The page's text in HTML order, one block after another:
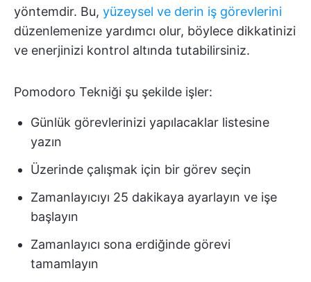
yöntemdir. Bu, yüzeysel ve derin iş görevlerini
düzenlemenize yardımcı olur, böylece dikkatinizi
ve enerjinizi kontrol altında tutabilirsiniz.
Pomodoro Tekniği şu şekilde işler:
Günlük görevlerinizi yapılacaklar listesine
yazın
Üzerinde çalışmak için bir görev seçin
Zamanlayıcıyı 25 dakikaya ayarlayın ve işe
başlayın
Zamanlayıcı sona erdiğinde görevi
tamamlayın